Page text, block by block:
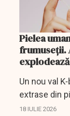
Pielea
frumuseții.
Un nou val
extrase din
crește rapid,
18 IULIE 2026